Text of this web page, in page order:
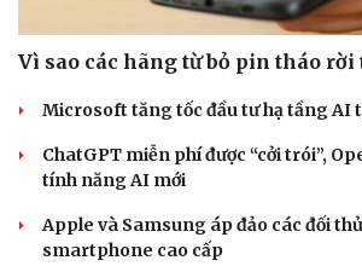
Vì sao các hãng từ bỏ pin tháo
Microsoft tăng tốc đầu tư hạ tầng AI
ChatGPT miễn phí được “cởi trói”,
tính năng AI mới
Apple và Samsung áp đảo các đối
smartphone cao cấp